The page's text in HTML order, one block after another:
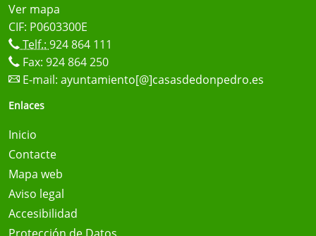
Ver mapa
CIF: P0603300E
Telf.: 924 864 111
Fax: 924 864 250
E-mail: ayuntamiento[@]casasdedonpedro.es
Enlaces
Inicio
Contacte
Mapa web
Aviso legal
Accesibilidad